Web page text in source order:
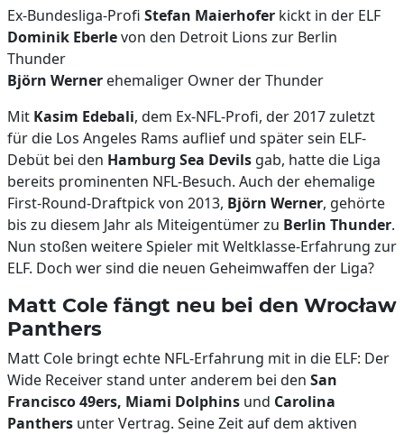
Ex-Bundesliga-Profi Stefan Maierhofer kickt in der ELF
Dominik Eberlevon den Detroit Lions zur Berlin
Thunder
Björn Werner ehemaliger Owner der Thunder
Mit Kasim Edebali, dem Ex-NFL-Profi, der 2017 zuletzt
für die Los Angeles Rams auflief und später sein ELF-
Debüt bei den Hamburg Sea Devils gab, hatte die Liga
bereits prominenten NFL-Besuch. Auch der ehemalige
First-Round-Draftpick von 2013, Björn Werner, gehörte
bis zu diesem Jahr als Miteigentümer zu Berlin Thunder.
Nun stoßen weitere Spieler mit Weltklasse-Erfahrung zur
ELF. Doch wer sind die neuen Geheimwaffen der Liga?
Matt Cole fängt neu bei den Wrocław
Panthers
Matt Cole bringt echte NFL-Erfahrung mit in die ELF: Der
Wide Receiver stand unter anderem bei den San
Francisco 49ers, Miami Dolphins und Carolina
Panthers unter Vertrag. Seine Zeit auf dem aktiven